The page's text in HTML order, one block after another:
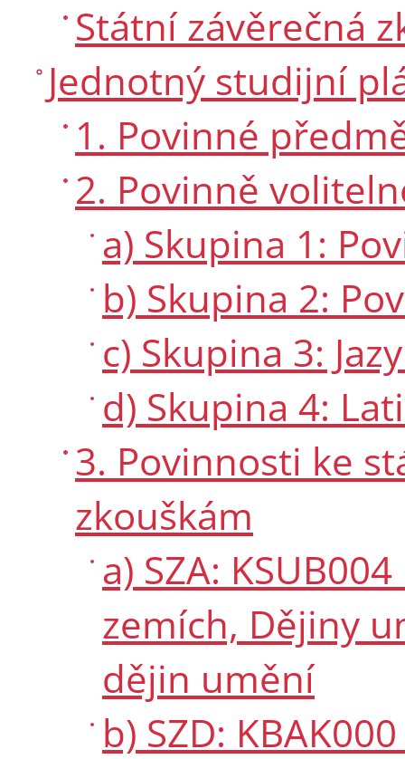
Státní závěrečná
Jednotný studijní
1. Povinné
2. Povinně
a) Skupina 1:
b) Skupina 2:
c) Skupina 3:
d) Skupina 4:
3. Povinnosti ke
zkouškám
a) SZA:
zemích, Dějiny
dějin umění
b) SZD: